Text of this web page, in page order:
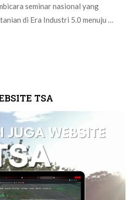
seminar nasional yang
di Era Industri 5.0 menuju …
TSA